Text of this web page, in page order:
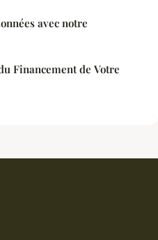
avec notre
Financement de Votre